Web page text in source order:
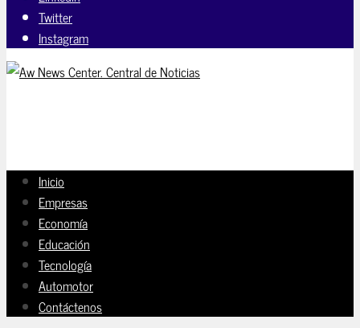
Twitter
Instagram
Inicio
Empresas
Economía
Educación
Tecnología
Automotor
Contáctenos